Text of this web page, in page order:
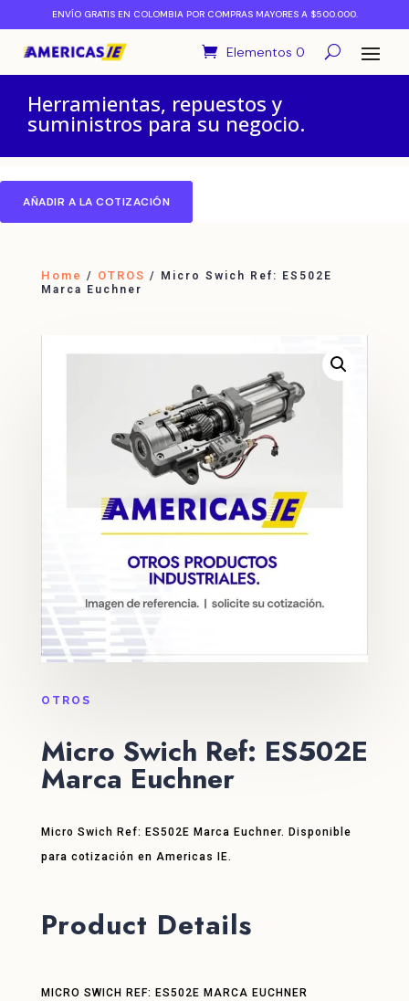
ENVÍO GRATIS EN COLOMBIA POR COMPRAS MAYORES A $500.000.
Elementos 0
Herramientas, repuestos y
suministros para su negocio.
AÑADIR A LA COTIZACIÓN
Home / OTROS / Micro Swich Ref: ES502E
Marca Euchner
OTROS
Micro Swich Ref: ES502E
Marca Euchner
Micro Swich Ref: ES502E Marca Euchner. Disponible
para cotización en Americas IE.
Product Details
MICRO SWICH REF: ES502E MARCA EUCHNER